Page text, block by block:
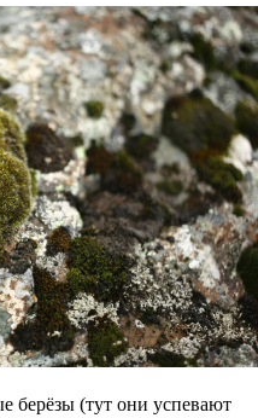
берёзы (тут они успевают